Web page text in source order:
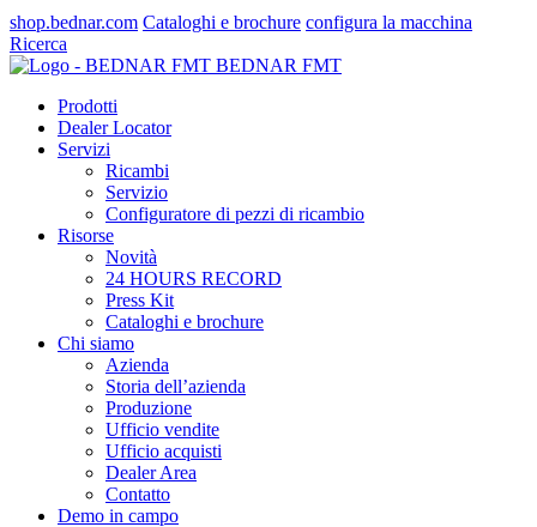
shop.bednar.com Cataloghi e brochure configura la macchina
Ricerca
BEDNAR FMT
Prodotti
Dealer Locator
Servizi
Ricambi
Servizio
Configuratore di pezzi di ricambio
Risorse
Novità
24 HOURS RECORD
Press Kit
Cataloghi e brochure
Chi siamo
Azienda
Storia dell’azienda
Produzione
Ufficio vendite
Ufficio acquisti
Dealer Area
Contatto
Demo in campo